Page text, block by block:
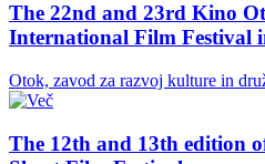
The 22nd and 23rd Kino
International Film Festival
Otok, zavod za razvoj kulture in
The 12th and 13th edition